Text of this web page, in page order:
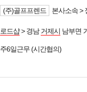
(주)골프프렌드 본사소속 >
로드샵> 경남거제시 남부면
주6일근무 (시간협의)